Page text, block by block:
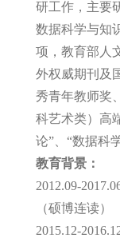
研工作，主要
数据科学与知
项，教育部人
外权威期刊及
秀青年教师奖
科艺术类）高
论”、“数据科
教育背景：
2012.09-
（硕博连读）
2015.12-